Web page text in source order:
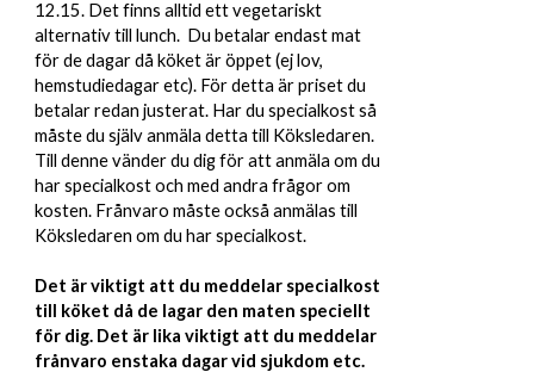
12.15. Det finns alltid ett vegetariskt
alternativ till lunch. Du betalar endast mat
för de dagar då köket är öppet (ej lov,
hemstudiedagar etc). För detta är priset du
betalar redan justerat. Har du specialkost så
måste du själv anmäla detta till Köksledaren.
Till denne vänder du dig för att anmäla om du
har specialkost och med andra frågor om
kosten. Frånvaro måste också anmälas till
Köksledaren om du har specialkost.
Det är viktigt att du meddelar specialkost
till köket då de lagar den maten speciellt
för dig. Det är lika viktigt att du meddelar
frånvaro enstaka dagar vid sjukdom etc.